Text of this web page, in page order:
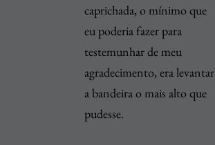
caprichada, o mínimo que
eu poderia fazer para
testemunhar de meu
agradecimento, era levantar
a bandeira o mais alto que
pudesse.